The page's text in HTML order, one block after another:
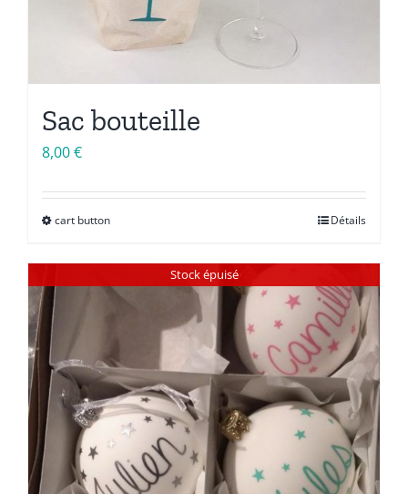
Sac bouteille
8,00€
cart buttonCe
plusieurs
variations.
options
peuvent
être
choisies
sur
Détails
Stock épuisé